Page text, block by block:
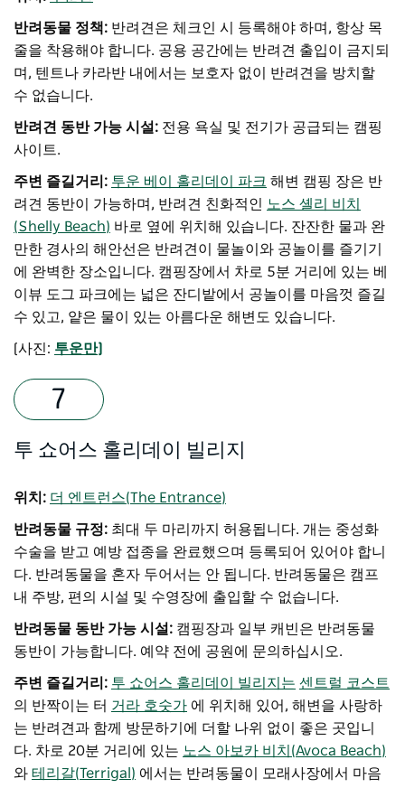
반려동물 정책: 반려견은 체크인 시 등록해야 하며, 항상 목
줄을 착용해야 합니다. 공용 공간에는 반려견 출입이 금지되
며, 텐트나 카라반 내에서는 보호자 없이 반려견을 방치할
수 없습니다.
반려견 동반 가능 시설: 전용 욕실 및 전기가 공급되는 캠핑
사이트.
주변 즐길거리: 투운 베이 홀리데이 파크 해변 캠핑 장은 반
려견 동반이 가능하며, 반려견 친화적인 노스 셸리 비치
(Shelly Beach) 바로 옆에 위치해 있습니다. 잔잔한 물과 완
만한 경사의 해안선은 반려견이 물놀이와 공놀이를 즐기기
에 완벽한 장소입니다. 캠핑장에서 차로 5분 거리에 있는 베
이뷰 도그 파크에는 넓은 잔디밭에서 공놀이를 마음껏 즐길
수 있고, 얕은 물이 있는 아름다운 해변도 있습니다.
[사진: 투운만]
투 쇼어스 홀리데이 빌리지
위치: 더 엔트런스(The Entrance)
반려동물 규정: 최대 두 마리까지 허용됩니다. 개는 중성화
수술을 받고 예방 접종을 완료했으며 등록되어 있어야 합니
다. 반려동물을 혼자 두어서는 안 됩니다. 반려동물은 캠프
내 주방, 편의 시설 및 수영장에 출입할 수 없습니다.
반려동물 동반 가능 시설: 캠핑장과 일부 캐빈은 반려동물
동반이 가능합니다. 예약 전에 공원에 문의하십시오.
주변 즐길거리: 투 쇼어스 홀리데이 빌리지는 센트럴 코스트
의 반짝이는 터 거라 호숫가 에 위치해 있어, 해변을 사랑하
는 반려견과 함께 방문하기에 더할 나위 없이 좋은 곳입니
다. 차로 20분 거리에 있는 노스 아보카 비치(Avoca Beach)
와 테리갈(Terrigal) 에서는 반려동물이 모래사장에서 마음